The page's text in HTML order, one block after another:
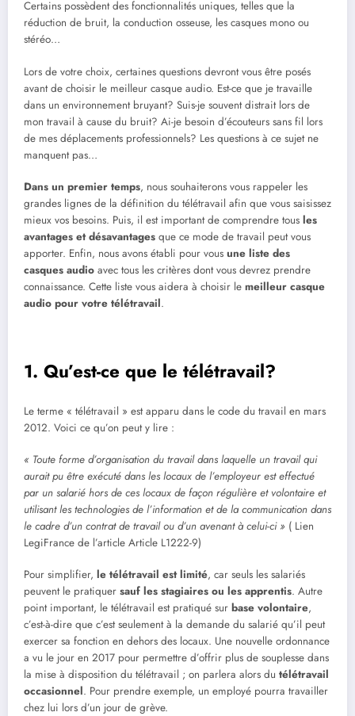
Certains possèdent des fonctionnalités uniques, telles que la
réduction de bruit, la conduction osseuse, les casques mono ou
stéréo…
Lors de votre choix, certaines questions devront vous être posés
avant de choisir le meilleur casque audio. Est-ce que je travaille
dans un environnement bruyant? Suis-je souvent distrait lors de
mon travail à cause du bruit? Ai-je besoin d’écouteurs sans fil lors
de mes déplacements professionnels? Les questions à ce sujet ne
manquent pas…
Dans un premier temps, nous souhaiterons vous rappeler les
grandes lignes de la définition du télétravail afin que vous saisissez
mieux vos besoins. Puis, il est important de comprendre tous les
avantages et désavantages que ce mode de travail peut vous
apporter. Enfin, nous avons établi pour vous une liste des
casques audio avec tous les critères dont vous devrez prendre
connaissance. Cette liste vous aidera à choisir le meilleur casque
audio pour votre télétravail.
1. Qu’est-ce que le télétravail?
Le terme « télétravail » est apparu dans le code du travail en mars
2012. Voici ce qu’on peut y lire :
« Toute forme d’organisation du travail dans laquelle un travail qui
aurait pu être exécuté dans les locaux de l’employeur est effectué
par un salarié hors de ces locaux de façon régulière et volontaire et
utilisant les technologies de l’information et de la communication dans
le cadre d’un contrat de travail ou d’un avenant à celui-ci » ( Lien
LegiFrance de l’article Article L1222-9)
Pour simplifier, le télétravail est limité, car seuls les salariés
peuvent le pratiquer sauf les stagiaires ou les apprentis. Autre
point important, le télétravail est pratiqué sur base volontaire,
c’est-à-dire que c’est seulement à la demande du salarié qu’il peut
exercer sa fonction en dehors des locaux. Une nouvelle ordonnance
a vu le jour en 2017 pour permettre d’offrir plus de souplesse dans
la mise à disposition du télétravail ; on parlera alors du télétravail
occasionnel. Pour prendre exemple, un employé pourra travailler
chez lui lors d’un jour de grève.